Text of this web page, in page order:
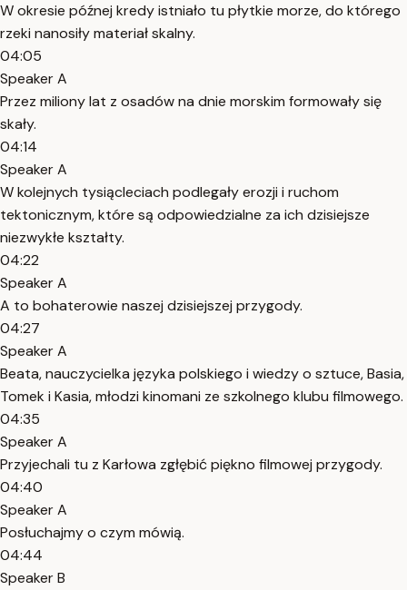
W okresie późnej kredy istniało tu płytkie morze, do którego
rzeki nanosiły materiał skalny.
04:05
Speaker A
Przez miliony lat z osadów na dnie morskim formowały się
skały.
04:14
Speaker A
W kolejnych tysiącleciach podlegały erozji i ruchom
tektonicznym, które są odpowiedzialne za ich dzisiejsze
niezwykłe kształty.
04:22
Speaker A
A to bohaterowie naszej dzisiejszej przygody.
04:27
Speaker A
Beata, nauczycielka języka polskiego i wiedzy o sztuce, Basia,
Tomek i Kasia, młodzi kinomani ze szkolnego klubu filmowego.
04:35
Speaker A
Przyjechali tu z Karłowa zgłębić piękno filmowej przygody.
04:40
Speaker A
Posłuchajmy o czym mówią.
04:44
Speaker B